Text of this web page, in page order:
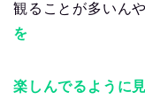
観ることが多いんや
を
楽しんでるように